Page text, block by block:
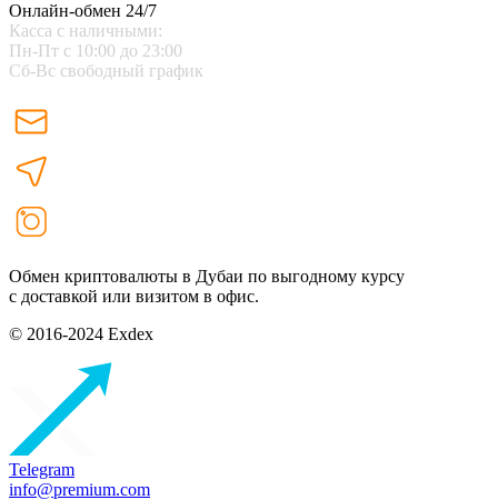
Онлайн-обмен 24/7
Касса с наличными:
Пн-Пт с 10:00 до 23:00
Сб-Вс свободный график
Обмен криптовалюты в Дубаи по выгодному курсу
с доставкой или визитом в офис.
© 2016-2024 Exdex
Telegram
info@premium.com